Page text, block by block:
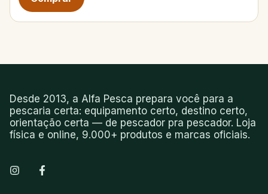
Desde 2013, a Alfa Pesca prepara você para a
pescaria certa: equipamento certo, destino certo,
orientação certa — de pescador pra pescador. Loja
física e online, 9.000+ produtos e marcas oficiais.